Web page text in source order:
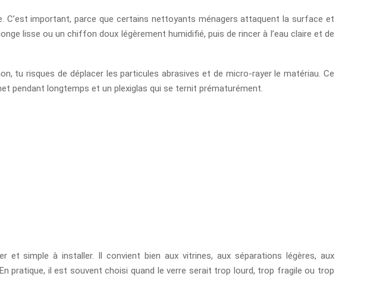
important, parce que certains nettoyants ménagers attaquent la surface et
lisse ou un chiffon doux légèrement humidifié, puis de rincer à l’eau claire et de
tu risques de déplacer les particules abrasives et de micro-rayer le matériau. Ce
pendant longtemps et un plexiglas qui se ternit prématurément.
et simple à installer. Il convient bien aux vitrines, aux séparations légères, aux
pratique, il est souvent choisi quand le verre serait trop lourd, trop fragile ou trop